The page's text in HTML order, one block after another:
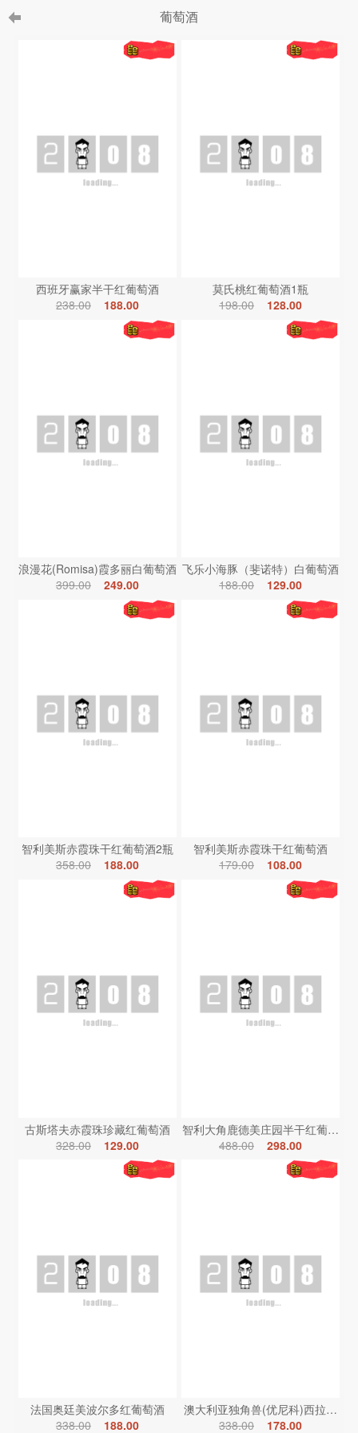
葡萄酒
西班牙赢家半干红葡萄酒
238.00
188.00
莫氏桃红葡萄酒1瓶
198.00
128.00
浪漫花(Romisa)霞多丽白葡萄酒
399.00
249.00
飞乐小海豚（斐诺特）白葡萄酒
188.00
129.00
智利美斯赤霞珠干红葡萄酒2瓶
358.00
188.00
智利美斯赤霞珠干红葡萄酒
179.00
108.00
古斯塔夫赤霞珠珍藏红葡萄酒
328.00
129.00
智利大角鹿德美庄园半干红葡萄酒
488.00
298.00
法国奥廷美波尔多红葡萄酒
338.00
188.00
澳大利亚独角兽(优尼科)西拉红葡
338.00
178.00